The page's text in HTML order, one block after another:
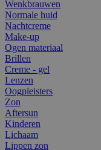
Wenkbrauwen
Normale huid
Nachtcreme
Make-up
Ogen materiaal
Brillen
Creme - gel
Lenzen
Oogpleisters
Zon
Aftersun
Kinderen
Lichaam
Lippen zon